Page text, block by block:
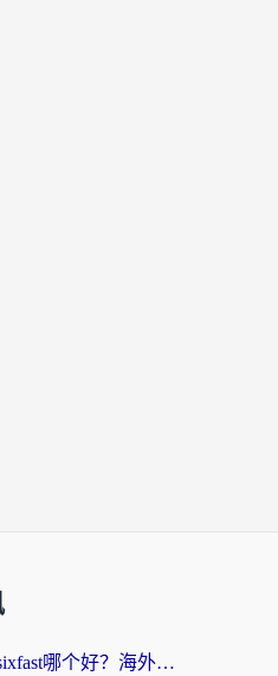
雷神手游和sixfast哪个好？海外党亲测3款回国加速器，教你选对不踩坑